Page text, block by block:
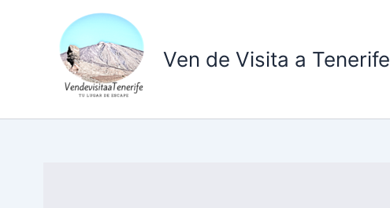
Ven de Visita a Tenerife